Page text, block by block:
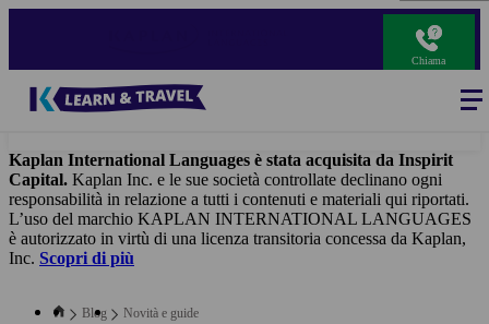
Chiama
Kaplan International Languages è stata acquisita da Inspirit
Capital. Kaplan Inc. e le sue società controllate declinano ogni
responsabilità in relazione a tutti i contenuti e materiali qui riportati.
L’uso del marchio KAPLAN INTERNATIONAL LANGUAGES
è autorizzato in virtù di una licenza transitoria concessa da Kaplan,
Inc. Scopri di più
Blog
Novità e guide